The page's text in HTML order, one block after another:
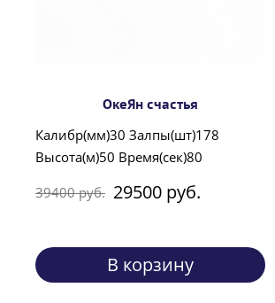
ОкеЯн счастья
Калибр(мм)30 Залпы(шт)178
Высота(м)50 Время(сек)80
39400 руб. 29500 руб.
В корзину